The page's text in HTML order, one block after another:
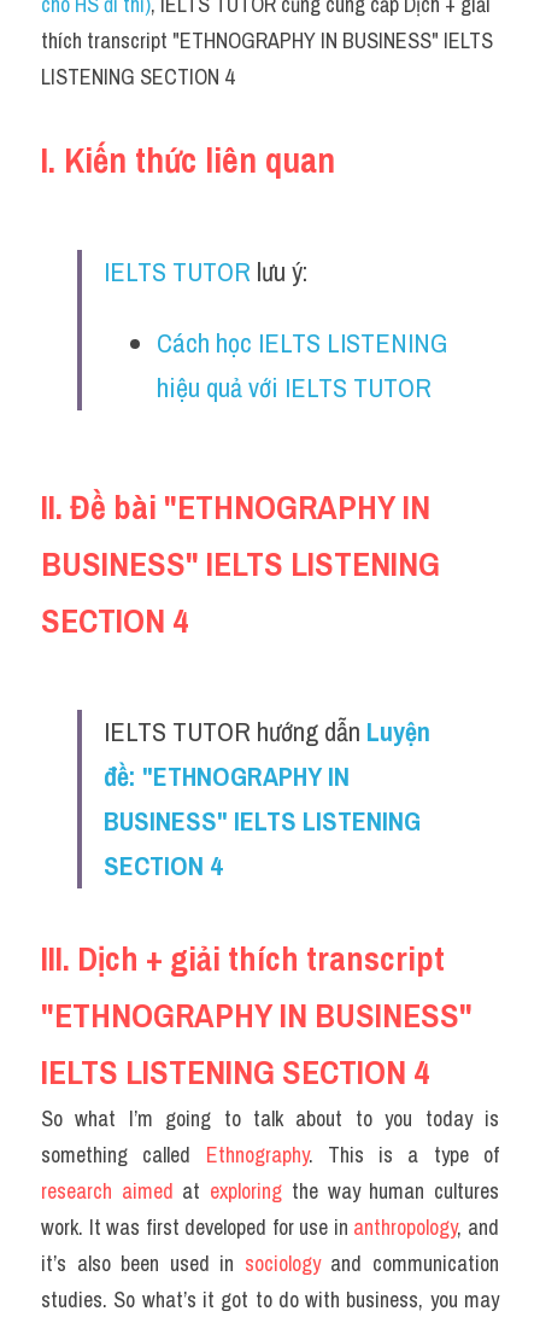
Cam
Series luyện nghe Tiếng Anh cùng IELTS T
Environment
Advice
IELTS Advice
Writing
Reading
Đề thi thật IELTS
Education
Business
thích transcript "ETHNOGRAPHY IN BUSINESS" IELTS
LISTENING SECTION 4
I. Kiến thức liên quan
IELTS TUTOR lưu ý:
Cách học IELTS LISTENING
hiệu quả với IELTS TUTOR
II. Đề bài "ETHNOGRAPHY IN
BUSINESS" IELTS LISTENING
SECTION 4
IELTS TUTOR hướng dẫn Luyện
đề: "ETHNOGRAPHY IN
BUSINESS" IELTS LISTENING
SECTION 4
"ETHNOGRAPHY IN BUSINESS"
IELTS LISTENING SECTION 4
So what I’m going to talk about to you today is
something called Ethnography
research aimed at exploring the way human cultures
work. It was first developed for use in anthropology, and
it’s also been used in sociology and communication
studies. So what’s it got to do with business, you may